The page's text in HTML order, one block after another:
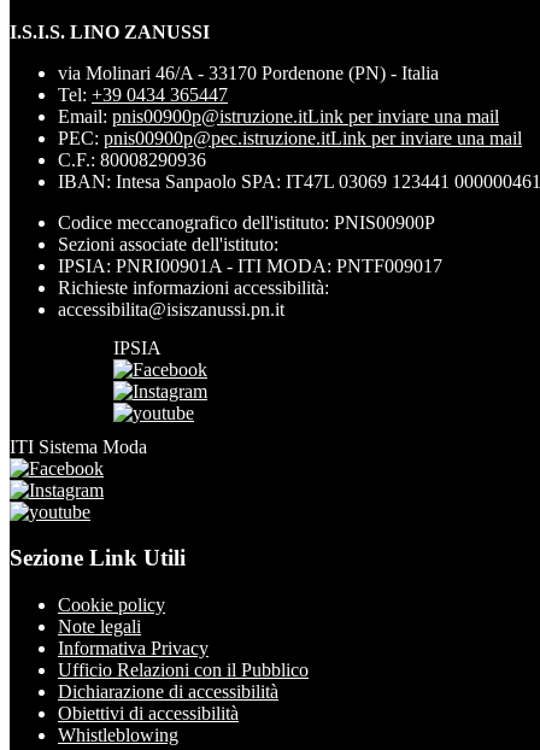
I.S.I.S. LINO ZANUSSI
via Molinari 46/A - 33170 Pordenone (PN) - Italia
Tel: +39 0434 365447
Email: pnis00900p@istruzione.itLink per inviare una mail
PEC: pnis00900p@pec.istruzione.itLink per inviare una mail
C.F.: 80008290936
IBAN: Intesa Sanpaolo SPA: IT47L 03069 123441
Codice meccanografico dell'istituto: PNIS00900P
Sezioni associate dell'istituto:
IPSIA: PNRI00901A - ITI MODA: PNTF009017
Richieste informazioni accessibilità:
accessibilita@isiszanussi.pn.it
IPSIA
ITI Sistema Moda
Sezione Link Utili
Cookie policy
Note legali
Informativa Privacy
Ufficio Relazioni con il Pubblico
Dichiarazione di accessibilità
Obiettivi di accessibilità
Whistleblowing